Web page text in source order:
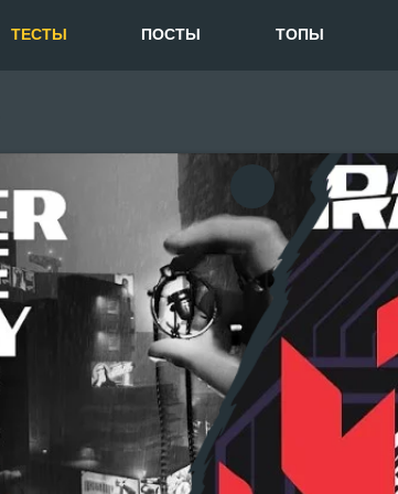
ТЕСТЫ ПОСТЫ ТОПЫ